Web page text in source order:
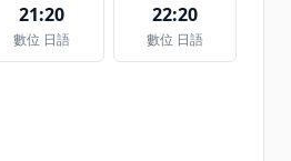
21:20
數位 日語
22:20
數位 日語